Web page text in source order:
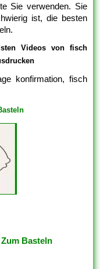
Sie verwenden. Sie
ist, die besten
Videos von fisch
konfirmation, fisch
Basteln